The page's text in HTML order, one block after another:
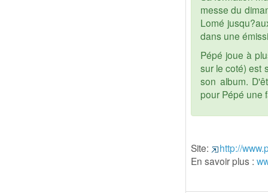
messe du
Lomé
dans une
Pépé joue à
sur le coté) est
son album.
pour Pépé une
Site:
http://
En savoir plus :